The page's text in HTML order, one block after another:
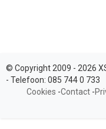
© Copyright 2009 - 2026
- Telefoon: 085 744 0
Cookies -Contact -